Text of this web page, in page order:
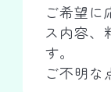
ご希望に
ス内容、
す。
ご不明な